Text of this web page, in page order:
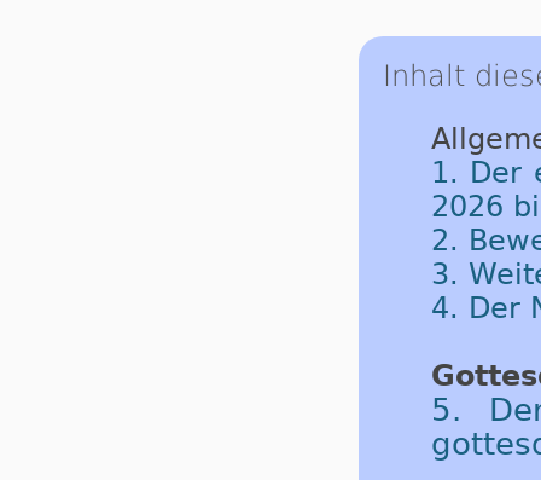
Inhalt
1. Der
2026
2.
3.
4. Der
5.